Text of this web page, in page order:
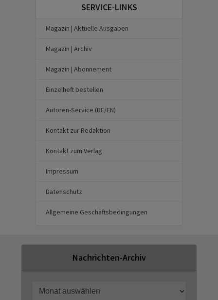
SERVICE-LINKS
Magazin | Aktuelle Ausgaben
Magazin | Archiv
Magazin | Abonnement
Einzelheft bestellen
Autoren-Service (DE/EN)
Kontakt zur Redaktion
Kontakt zum Verlag
Impressum
Datenschutz
Allgemeine Geschäftsbedingungen
Nachrichten-Archiv